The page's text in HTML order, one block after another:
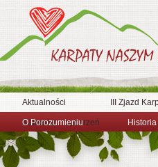
Aktualności III Zjazd
O Porozumieniu Historia
Kalendarz wydarzeń